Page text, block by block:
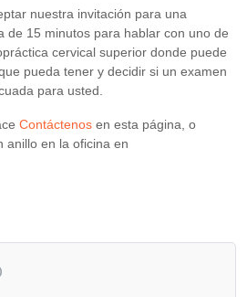
nuestra invitación para una
de 15 minutos para hablar con uno de
cervical superior donde puede
pueda tener y decidir si un examen
para usted.
Contáctenos en esta página, o
anillo en la oficina en